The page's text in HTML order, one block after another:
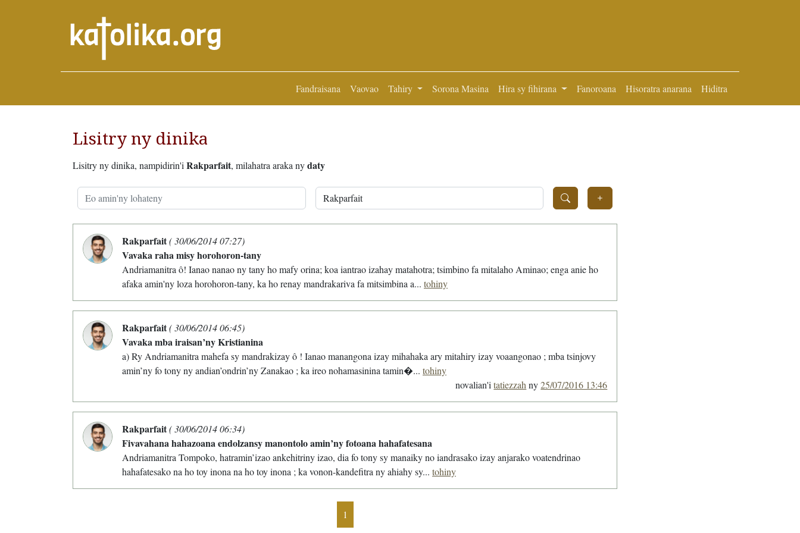
Fandraisana Vaovao Tahiry Sorona Masina Hira sy fihirana Fanoroana Hisoratra anarana Hiditra
Lisitry ny dinika
Lisitry ny dinika, nampidirin'iRakparfait, milahatra araka nydaty
Rakparfait( 30/06/2014 07:27)
Vavaka raha misy horohoron-tany
Andriamanitra ô! Ianao nanao ny tany ho mafy orina; koa iantrao izahay matahotra; tsimbino fa mitalaho Aminao; enga anie ho
afaka amin'ny loza horohoron-tany, ka ho renay mandrakariva fa mitsimbina a... tohiny
Rakparfait( 30/06/2014 06:45)
Vavaka mba iraisan’ny Kristianina
a) Ry Andriamanitra mahefa sy mandrakizay ô ! Ianao manangona izay mihahaka ary mitahiry izay voaangonao ; mba tsinjovy
amin’ny fo tony ny andian’ondrin’ny Zanakao ; ka ireo nohamasinina tamin�... tohiny
novalian'itatiezzahny25/07/2016 13:46
Rakparfait( 30/06/2014 06:34)
Fivavahana hahazoana endolzansy manontolo amin’ny fotoana hahafatesana
Andriamanitra Tompoko, hatramin’izao ankehitriny izao, dia fo tony sy manaiky no iandrasako izay anjarako voatendrinao
hahafatesako na ho toy inona na ho toy inona ; ka vonon-kandefitra ny ahiahy sy... tohiny
1